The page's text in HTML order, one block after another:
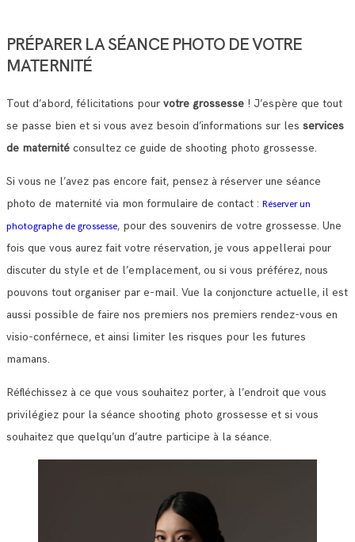
PRÉPARER LA SÉANCE PHOTO DE VOTRE
MATERNITÉ
Tout d’abord, félicitations pour votre grossesse ! J’espère que tout
se passe bien et si vous avez besoin d’informations sur les services
de maternité consultez ce guide de shooting photo grossesse.
Si vous ne l’avez pas encore fait, pensez à réserver une séance
photo de maternité via mon formulaire de contact : Réserver un
photographe de grossesse, pour des souvenirs de votre grossesse. Une
fois que vous aurez fait votre réservation, je vous appellerai pour
discuter du style et de l’emplacement, ou si vous préférez, nous
pouvons tout organiser par e-mail. Vue la conjoncture actuelle, il est
aussi possible de faire nos premiers nos premiers rendez-vous en
visio-conférnece, et ainsi limiter les risques pour les futures
mamans.
Réfléchissez à ce que vous souhaitez porter, à l’endroit que vous
privilégiez pour la séance shooting photo grossesse et si vous
souhaitez que quelqu’un d’autre participe à la séance.